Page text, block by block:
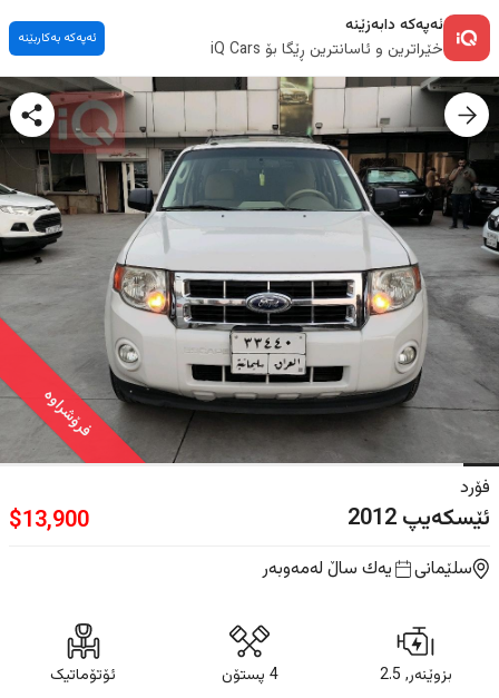
ئەپەکە دابەزێنە
خێراترین و ئاسانترین ڕێگا بۆ iQ Cars
ئەپەکە بەکاربێنە
فرۆشراوە
فۆرد
ئێسکەیپ2012
$13,900
سلێمانی یه‌ك ساڵ لەمەوبەر
بزوێنەر, 2.5 4 پستۆن ئۆتۆماتیک